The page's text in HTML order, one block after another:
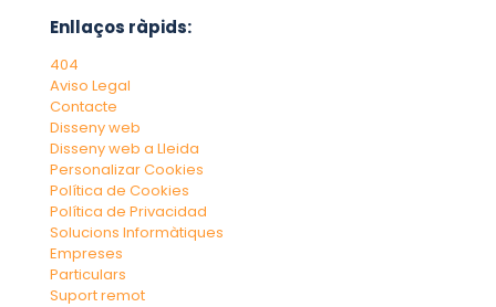
Enllaços ràpids:
404
Aviso Legal
Contacte
Disseny web
Disseny web a Lleida
Personalizar Cookies
Política de Cookies
Política de Privacidad
Solucions Informàtiques
Empreses
Particulars
Suport remot